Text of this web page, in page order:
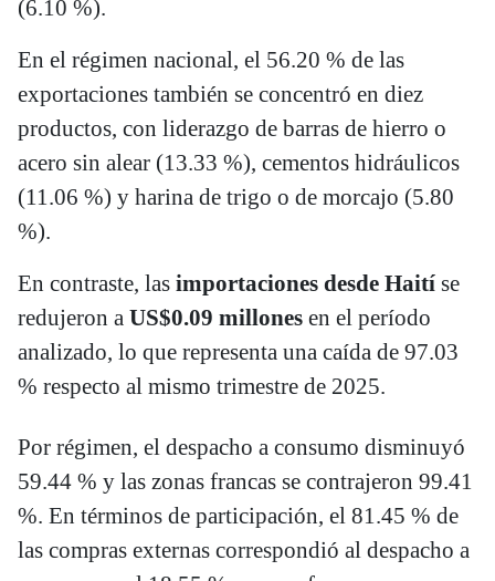
(6.10 %).
En el régimen nacional, el 56.20 % de las
exportaciones también se concentró en diez
productos, con liderazgo de barras de hierro o
acero sin alear (13.33 %), cementos hidráulicos
(11.06 %) y harina de trigo o de morcajo (5.80
%).
En contraste, las importaciones desde Haití se
redujeron a US$0.09 millones en el período
analizado, lo que representa una caída de 97.03
% respecto al mismo trimestre de 2025.
Por régimen, el despacho a consumo disminuyó
59.44 % y las zonas francas se contrajeron 99.41
%. En términos de participación, el 81.45 % de
las compras externas correspondió al despacho a